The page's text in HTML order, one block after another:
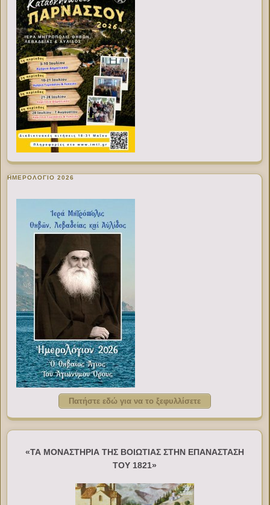
ΗΜΕΡΟΛΟΓΙΟ 2026
Πατήστε εδώ για να το ξεφυλλίσετε
«ΤΑ ΜΟΝΑΣΤΗΡΙΑ ΤΗΣ ΒΟΙΩΤΙΑΣ ΣΤΗΝ ΕΠΑΝΑΣΤΑΣΗ
ΤΟΥ 1821»